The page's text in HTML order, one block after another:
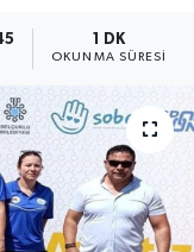
1 DK
OKUNMA SÜRESI